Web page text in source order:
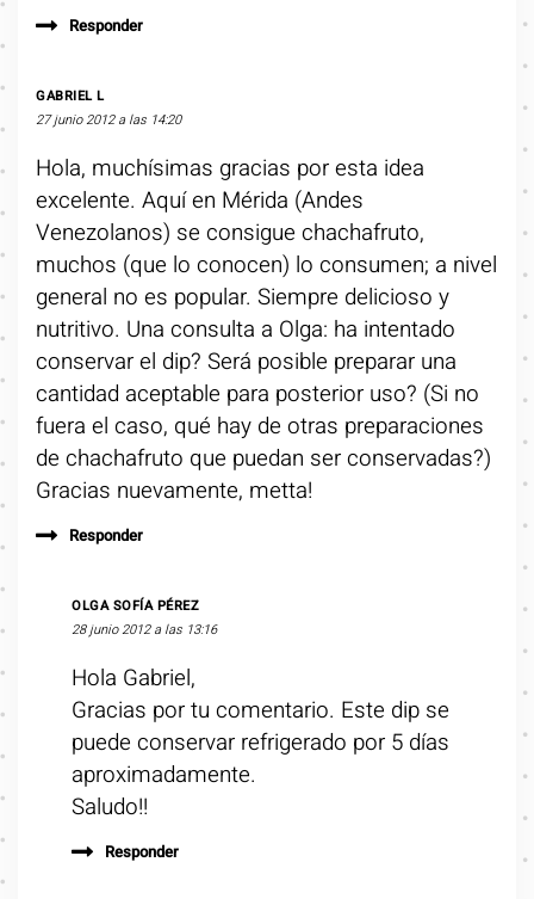
Responder
GABRIEL L
27 junio 2012 a las 14:20
Hola, muchísimas gracias por esta idea
excelente. Aquí en Mérida (Andes
Venezolanos) se consigue chachafruto,
muchos (que lo conocen) lo consumen; a nivel
general no es popular. Siempre delicioso y
nutritivo. Una consulta a Olga: ha intentado
conservar el dip? Será posible preparar una
cantidad aceptable para posterior uso? (Si no
fuera el caso, qué hay de otras preparaciones
de chachafruto que puedan ser conservadas?)
Gracias nuevamente, metta!
Responder
OLGA SOFÍA PÉREZ
28 junio 2012 a las 13:16
Hola Gabriel,
Gracias por tu comentario. Este dip se
puede conservar refrigerado por 5 días
aproximadamente.
Saludo!!
Responder